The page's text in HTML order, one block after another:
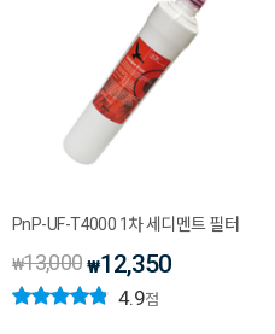
PnP-UF-T4000 1차 세디멘트 필터
₩13,000 ₩12,350
4.9점